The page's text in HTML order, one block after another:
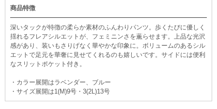
商品特徴
深いタックが特徴の柔らか素材のふんわりパンツ。歩くたびに優しく
揺れるフレアシルエットが、フェミニンさを薫らせます。上品な光沢
感があり、装いもさりげなく華やかな印象に。ボリュームのあるシル
エットで足元を華奢に見せてくれるのも嬉しいです。サイドには便利
なスリットポケット付き。
・カラー展開はラベンダー、ブルー
・サイズ展開は1(M)9号・3(2L)13号